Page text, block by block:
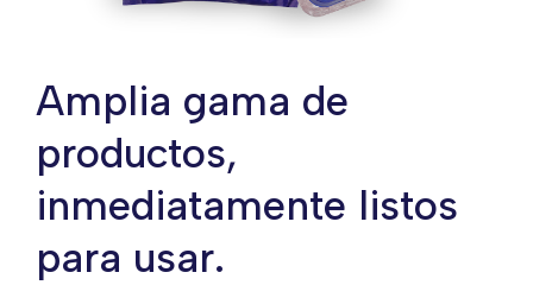
Amplia gama de
productos,
inmediatamente listos
para usar.